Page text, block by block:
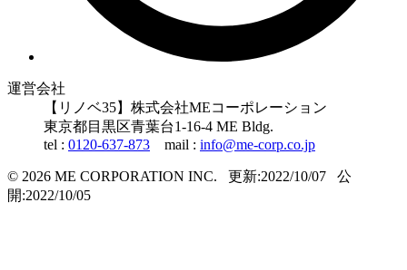
運営会社
【リノベ35】株式会社MEコーポレーション
東京都目黒区青葉台1-16-4 ME Bldg.
tel : 0120-637-873 mail : info@me-corp.co.jp
© 2026 ME CORPORATION INC. 更新:2022/10/07 公
開:2022/10/05